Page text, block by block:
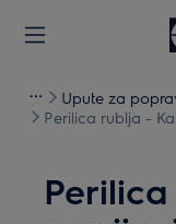
Upute za
Perilica rublja -